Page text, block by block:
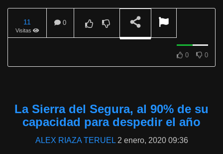
11
Visitas
0
0 0
La Sierra del Segura, al 90% de su
capacidad para despedir el año
ALEX RIAZA TERUEL 2 enero, 2020 09:36